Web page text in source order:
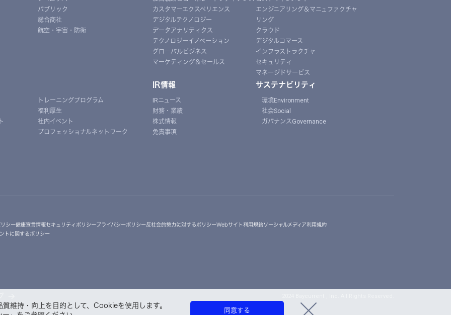
維持・向上を目的として、Cookieを使用します。
同意する
パブリック
総合商社
航空・宇宙・防衛
カスタマーエクスペリエンス
デジタルテクノロジー
データアナリティクス
テクノロジーイノベーション
グローバルビジネス
マーケティング＆セールス
エンジニアリング＆マニュファクチャ
リング
クラウド
デジタルコマース
インフラストラクチャ
セキュリティ
マネージドサービス
トレーニングプログラム
福利厚生
社内イベント
プロフェッショナルネットワーク
IR情報
IRニュース
財務・業績
株式情報
免責事項
サステナビリティ
環境Environment
社会Social
ガバナンスGovernance
シー健康宣言情報セキュリティポリシープライバシーポリシー反社会的勢力に対するポリシーWebサイト利用規約ソーシャルメディア利用規約
トに関するポリシー